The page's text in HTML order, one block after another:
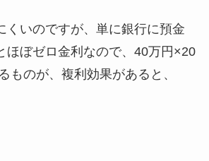
くいのですが、単に銀行に預金
ほぼゼロ金利なので、40万円×20
ものが、複利効果があると、